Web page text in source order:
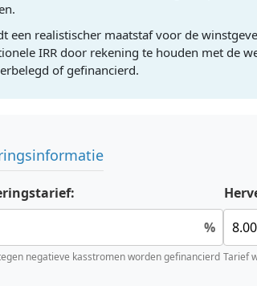
een realistischer maatstaf voor de
IRR door rekening te houden met de
of gefinancierd.
%
negatieve kasstromen worden gefinancierd Tarief